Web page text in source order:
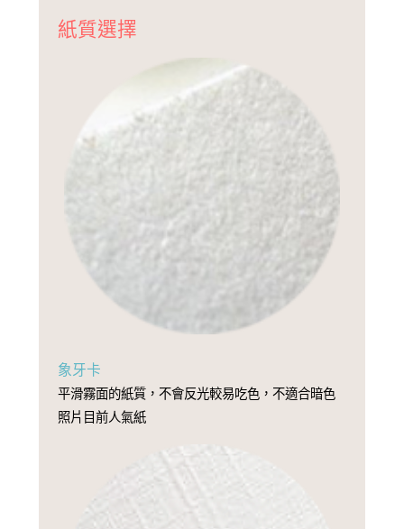
紙質選擇
象牙卡
平滑霧面的紙質，不會反光較易吃色，不適合暗色
照片目前人氣紙